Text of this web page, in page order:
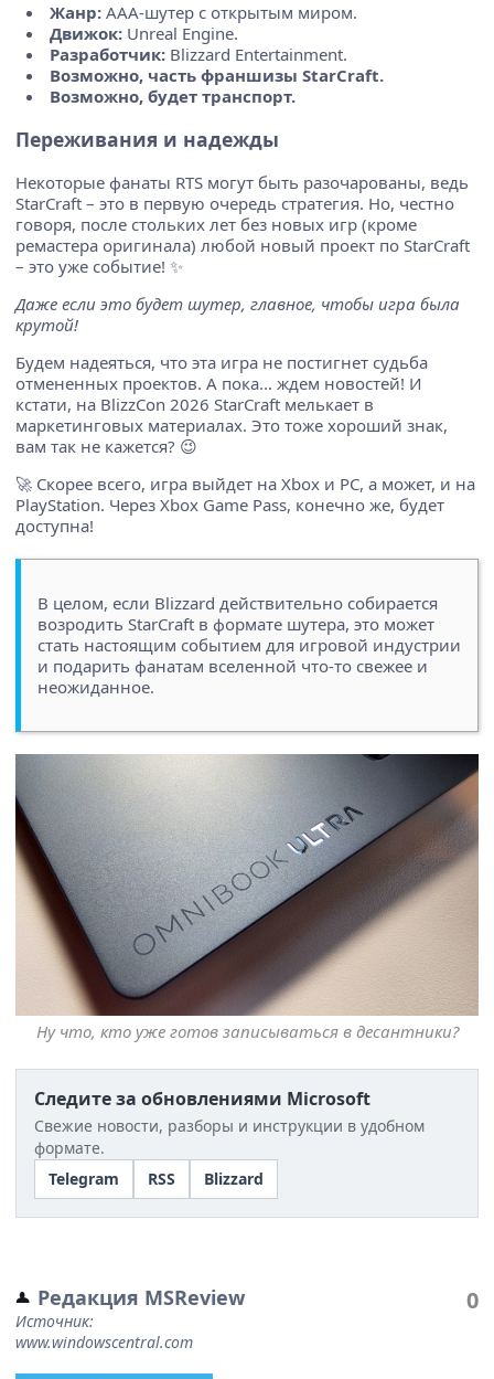
Жанр: AAA-шутер с открытым миром.
Движок: Unreal Engine.
Разработчик: Blizzard Entertainment.
Возможно, часть франшизы StarCraft.
Возможно, будет транспорт.
Переживания и надежды
Некоторые фанаты RTS могут быть разочарованы, ведь
StarCraft – это в первую очередь стратегия. Но, честно
говоря, после стольких лет без новых игр (кроме
ремастера оригинала) любой новый проект по StarCraft
– это уже событие! ✨
Даже если это будет шутер, главное, чтобы игра была
крутой!
Будем надеяться, что эта игра не постигнет судьба
отмененных проектов. А пока... ждем новостей! И
кстати, на BlizzCon 2026 StarCraft мелькает в
маркетинговых материалах. Это тоже хороший знак,
вам так не кажется? 😉
🚀 Скорее всего, игра выйдет на Xbox и PC, а может, и на
PlayStation. Через Xbox Game Pass, конечно же, будет
доступна!
В целом, если Blizzard действительно собирается
возродить StarCraft в формате шутера, это может
стать настоящим событием для игровой индустрии
и подарить фанатам вселенной что-то свежее и
неожиданное.
Ну что, кто уже готов записываться в десантники?
Следите за обновлениями Microsoft
Свежие новости, разборы и инструкции в удобном
формате.
Telegram
RSS Blizzard
Редакция MSReview
Источник:
www.windowscentral.com
0